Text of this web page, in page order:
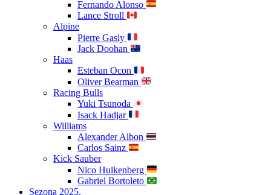
Fernando Alonso
Lance Stroll
Alpine
Pierre Gasly
Jack Doohan
Haas
Esteban Ocon
Oliver Bearman
Racing Bulls
Yuki Tsunoda
Isack Hadjar
Williams
Alexander Albon
Carlos Sainz
Kick Sauber
Nico Hulkenberg
Gabriel Bortoleto
Sezona 2025.